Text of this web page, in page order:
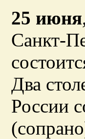
25 июня
Санкт-
Два
России